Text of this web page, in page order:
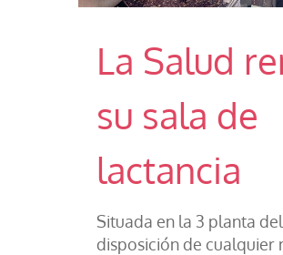
La Salud
su sala de
lactancia
Situada en la 3 planta
disposición de cualquier